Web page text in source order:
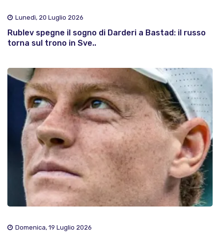
Lunedì, 20 Luglio 2026
Rublev spegne il sogno di Darderi a Bastad: il russo
torna sul trono in Sve..
Domenica, 19 Luglio 2026